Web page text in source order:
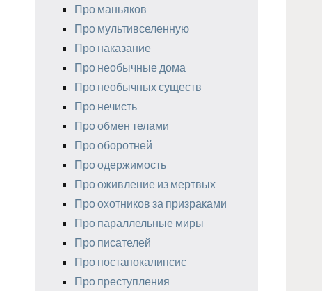
Про маньяков
Про мультивселенную
Про наказание
Про необычные дома
Про необычных существ
Про нечисть
Про обмен телами
Про оборотней
Про одержимость
Про оживление из мертвых
Про охотников за призраками
Про параллельные миры
Про писателей
Про постапокалипсис
Про преступления